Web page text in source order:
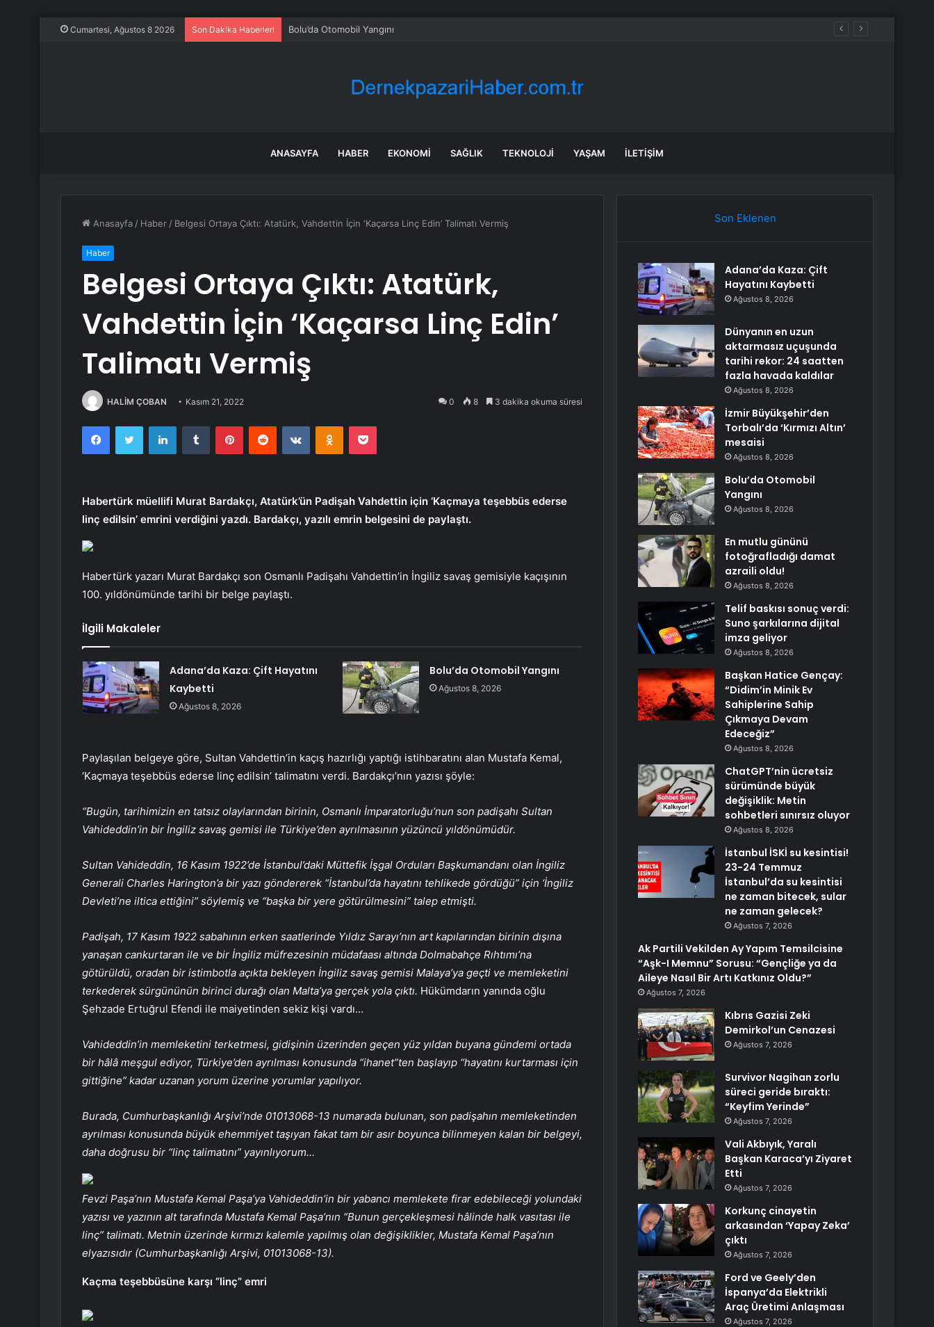
Cumartesi, Ağustos 8 2026 Son Dakika Haberleri Bolu’da Otomobil Yangını
ANASAYFA HABER EKONOMI SAĞLIK TEKNOLOJI YAŞAM İLETIŞIM
Anasayfa / Haber / Belgesi Ortaya Çıktı: Atatürk, Vahdettin İçin ‘Kaçarsa Linç Edin’ Talimatı Vermiş
Haber
Belgesi Ortaya Çıktı: Atatürk,
Vahdettin İçin ‘Kaçarsa Linç Edin’
Talimatı Vermiş
HALİM ÇOBAN Kasım 21, 2022 0 8 3 dakika okuma süresi
FacebookTwitter LinkedInTumblr PinterestReddit VKontakteOdnoklassniki
Pocket
Habertürk müellifi Murat Bardakçı, Atatürk’ün Padişah Vahdettin için ‘Kaçmaya teşebbüs ederse
linç edilsin’ emrini verdiğini yazdı. Bardakçı, yazılı emrin belgesini de paylaştı.
Habertürk yazarı Murat Bardakçı son Osmanlı Padişahı Vahdettin’in İngiliz savaş gemisiyle kaçışının
100. yıldönümünde tarihi bir belge paylaştı.
İlgili Makaleler
Adana’da Kaza: Çift Hayatını
Kaybetti
Ağustos 8, 2026
Bolu’da Otomobil Yangını
Ağustos 8, 2026
Paylaşılan belgeye göre, Sultan Vahdettin’in kaçış hazırlığı yaptığı istihbaratını alan Mustafa Kemal,
‘Kaçmaya teşebbüs ederse linç edilsin’ talimatını verdi. Bardakçı’nın yazısı şöyle:
“Bugün, tarihimizin en tatsız olaylarından birinin, Osmanlı İmparatorluğu’nun son padişahı Sultan
Vahideddin’in bir İngiliz savaş gemisi ile Türkiye’den ayrılmasının yüzüncü yıldönümüdür.
Sultan Vahideddin, 16 Kasım 1922’de İstanbul’daki Müttefik İşgal Orduları Başkumandanı olan İngiliz
Generali Charles Harington’a bir yazı göndererek “İstanbul’da hayatını tehlikede gördüğü” için ‘İngiliz
Devleti’ne iltica ettiğini” söylemiş ve “başka bir yere götürülmesini” talep etmişti.
Padişah, 17 Kasım 1922 sabahının erken saatlerinde Yıldız Sarayı’nın art kapılarından birinin dışına
yanaşan cankurtaran ile ve bir İngiliz müfrezesinin müdafaası altında Dolmabahçe Rıhtımı’na
götürüldü, oradan bir istimbotla açıkta bekleyen İngiliz savaş gemisi Malaya’ya geçti ve memleketini
terkederek sürgününün birinci durağı olan Malta’ya gerçek yola çıktı. Hükümdarın yanında oğlu
Şehzade Ertuğrul Efendi ile maiyetinden sekiz kişi vardı…
Vahideddin’in memleketini terketmesi, gidişinin üzerinden geçen yüz yıldan buyana gündemi ortada
bir hâlâ meşgul ediyor, Türkiye’den ayrılması konusunda “ihanet”ten başlayıp “hayatını kurtarması için
gittiğine” kadar uzanan yorum üzerine yorumlar yapılıyor.
Burada, Cumhurbaşkanlığı Arşivi’nde 01013068-13 numarada bulunan, son padişahın memleketinden
ayrılması konusunda büyük ehemmiyet taşıyan fakat tam bir asır boyunca bilinmeyen kalan bir belgeyi,
daha doğrusu bir “linç talimatını” yayınlıyorum…
Fevzi Paşa’nın Mustafa Kemal Paşa’ya Vahideddin’in bir yabancı memlekete firar edebileceği yolundaki
yazısı ve yazının alt tarafında Mustafa Kemal Paşa’nın “Bunun gerçekleşmesi hâlinde halk vasıtası ile
linç” talimatı. Metnin üzerinde kırmızı kalemle yapılmış olan değişiklikler, Mustafa Kemal Paşa’nın
elyazısıdır (Cumhurbaşkanlığı Arşivi, 01013068-13).
Kaçma teşebbüsüne karşı “linç” emri
Son Eklenen
Adana’da Kaza: Çift
Hayatını Kaybetti
Ağustos 8, 2026
Dünyanın en uzun
aktarmasız uçuşunda
tarihi rekor: 24 saatten
fazla havada kaldılar
Ağustos 8, 2026
İzmir Büyükşehir’den
Torbalı’da ‘Kırmızı Altın’
mesaisi
Ağustos 8, 2026
Bolu’da Otomobil
Yangını
Ağustos 8, 2026
En mutlu gününü
fotoğrafladığı damat
azraili oldu!
Ağustos 8, 2026
Telif baskısı sonuç verdi:
Suno şarkılarına dijital
imza geliyor
Ağustos 8, 2026
Başkan Hatice Gençay:
“Didim’in Minik Ev
Sahiplerine Sahip
Çıkmaya Devam
Edeceğiz”
Ağustos 8, 2026
ChatGPT’nin ücretsiz
sürümünde büyük
değişiklik: Metin
sohbetleri sınırsız oluyor
Ağustos 8, 2026
İstanbul İSKİ su kesintisi!
23-24 Temmuz
İstanbul’da su kesintisi
ne zaman bitecek, sular
ne zaman gelecek?
Ağustos 7, 2026
Ak Partili Vekilden Ay Yapım Temsilcisine
“Aşk-I Memnu” Sorusu: “Gençliğe ya da
Aileye Nasıl Bir Artı Katkınız Oldu?”
Ağustos 7, 2026
Kıbrıs Gazisi Zeki
Demirkol’un Cenazesi
Ağustos 7, 2026
Survivor Nagihan zorlu
süreci geride bıraktı:
“Keyfim Yerinde”
Ağustos 7, 2026
Vali Akbıyık, Yaralı
Başkan Karaca’yı Ziyaret
Etti
Ağustos 7, 2026
Korkunç cinayetin
arkasından ‘Yapay Zeka’
çıktı
Ağustos 7, 2026
Ford ve Geely’den
İspanya’da Elektrikli
Araç Üretimi Anlaşması
Ağustos 7, 2026